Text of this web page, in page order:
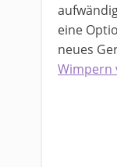
eine
neues
Wimpern